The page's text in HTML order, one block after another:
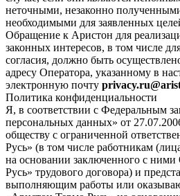
неточными, незаконно
необходимыми для заявленных
Обращение к Аристон для
законных интересов, в том числе
согласия, должно быть
адресу Оператора, указанному в
электронную почту
Политика конфиденциальности
Я, в соответствии с Федеральным
персональных данных» от
обществу с ограниченной
Русь» (в том числе работникам
на основании заключенного с
Русь» трудового договора) и
выполняющим работы или